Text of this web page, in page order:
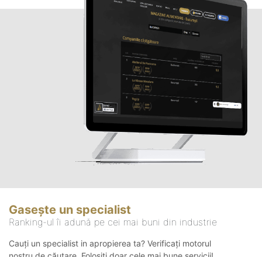
Gasește un specialist
Ranking-ul îi adună pe cei mai buni din industrie
Cauți un specialist in apropierea ta? Verificați motorul